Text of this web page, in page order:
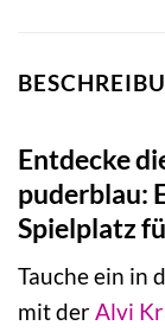
Entdecke
puderblau:
Spielplatz
Tauche ein in
mit derAlvi